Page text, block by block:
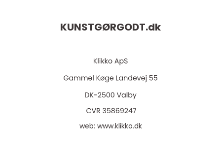
KUNSTGØRGODT.dk
web: www.klikko.dk